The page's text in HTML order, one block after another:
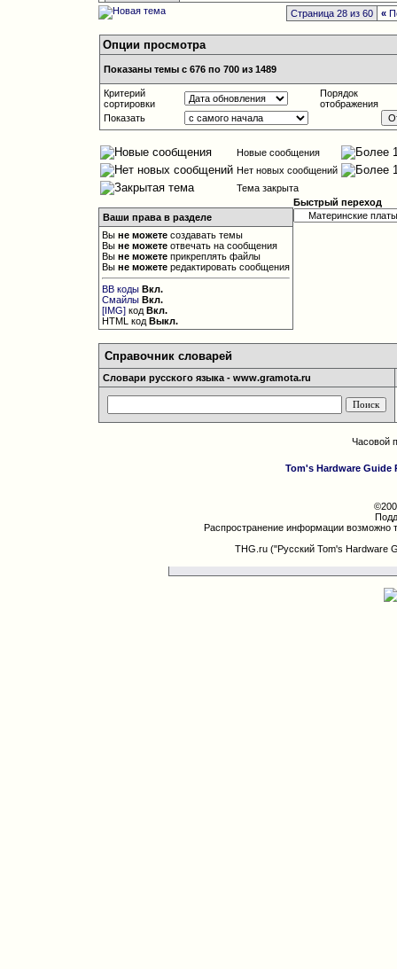
Страница 28 из 60
«
Опции просмотра
Показаны темы с 676 по 700 из 1489
Критерий
сортировки
Порядок
отображения
Показать
Новые сообщения
Нет новых сообщений
Тема закрыта
Ваши права в разделе
Выне можете создавать темы
Выне можете отвечать на сообщения
Выне можете прикреплять файлы
Выне можете редактировать сообщения
BB коды Вкл.
Смайлы Вкл.
[IMG] кодВкл.
HTML кодВыкл.
Быстрый переход
Справочник словарей
Словари русского языка - www.gramota.ru
Часовой
Tom's Hardware Guide
Распространение информации возможно
THG.ru ("Русский Tom's Hardware